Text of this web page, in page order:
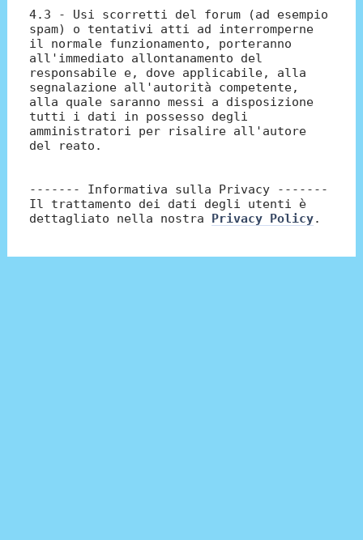
4.3 - Usi scorretti del forum (ad esempio
spam) o tentativi atti ad interromperne
il normale funzionamento, porteranno
all'immediato allontanamento del
responsabile e, dove applicabile, alla
segnalazione all'autorità competente,
alla quale saranno messi a disposizione
tutti i dati in possesso degli
amministratori per risalire all'autore
del reato.
------- Informativa sulla Privacy -------
Il trattamento dei dati degli utenti è
dettagliato nella nostra Privacy Policy.